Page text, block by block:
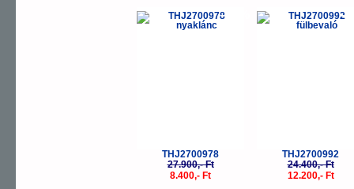
-70%
THJ2700978
27.900,- Ft
8.400,- Ft
-
THJ2700992
24.400,- Ft
12.200,- Ft